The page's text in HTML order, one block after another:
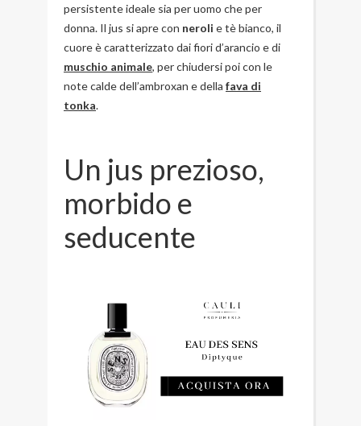
persistente ideale sia per uomo che per
donna. Il jus si apre con neroli e tè bianco, il
cuore è caratterizzato dai fiori d’arancio e di
muschio animale, per chiudersi poi con le
note calde dell’ambroxan e della fava di
tonka.
Un jus prezioso,
morbido e
seducente